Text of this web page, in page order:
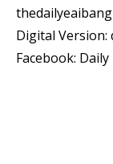
Digital Version:
Facebook: